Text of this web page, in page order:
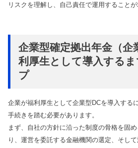
リスクを理解し、自己責任で運用することが
企業型確定拠出年金（企
利厚生として導入する
プ
企業が福利厚生として企業型DCを導入する
手続きを踏む必要があります。
まず、自社の方針に沿った制度の骨格を固
り、運営を委託する金融機関の選定、そし